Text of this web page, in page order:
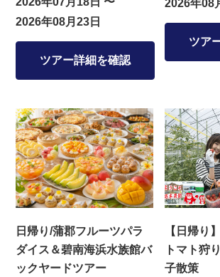
2026年08月23日
ツアー詳細を確認
2026年08
ツア
日帰り/蒲郡フルーツパラ
ダイス＆碧南海浜水族館バ
ックヤードツアー
【日帰り
トマト狩
子散策